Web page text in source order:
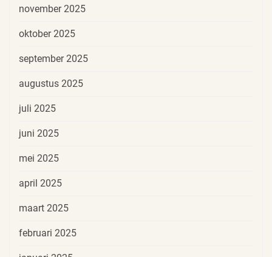
november 2025
oktober 2025
september 2025
augustus 2025
juli 2025
juni 2025
mei 2025
april 2025
maart 2025
februari 2025